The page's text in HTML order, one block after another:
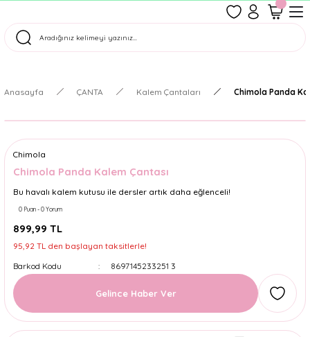
Tüm Siparişler Aynı Gün Kargoda!
Anasayfa ÇANTA Kalem Çantaları Chimola Panda
Chimola
Chimola Panda Kalem Çantası
Bu havalı kalem kutusu ile dersler artık daha eğlenceli!
0 Puan - 0 Yorum
899,99 TL
95,92 TL den başlayan taksitlerle!
Barkod Kodu
8697145233251 3
Gelince Haber Ver